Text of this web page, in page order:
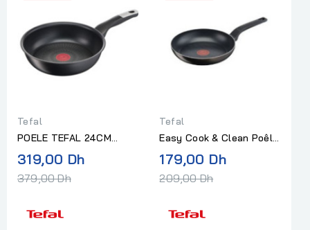
Tefal
POELE TEFAL 24CM
ANTIADHÉSIF -
INDUCTION
319,00 DhPrix
379,00 Dh
Tefal
Easy Cook & Clean Poêle
28 Tefal
179,00 DhPrix
209,00 Dh